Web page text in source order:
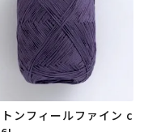
ンフィールファイン c